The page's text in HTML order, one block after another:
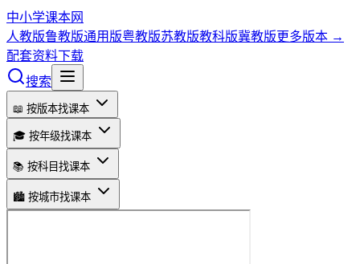
中小学课本网
人教版鲁教版通用版粤教版苏教版教科版冀教版更多版本 →
配套资料下载
搜索
📖 按版本找课本
🎓 按年级找课本
📚 按科目找课本
🏙️ 按城市找课本